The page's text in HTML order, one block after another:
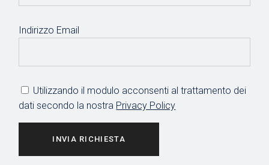
Indirizzo Email
Utilizzando il modulo acconsenti al trattamento dei
dati secondo la nostra Privacy Policy
INVIA RICHIESTA